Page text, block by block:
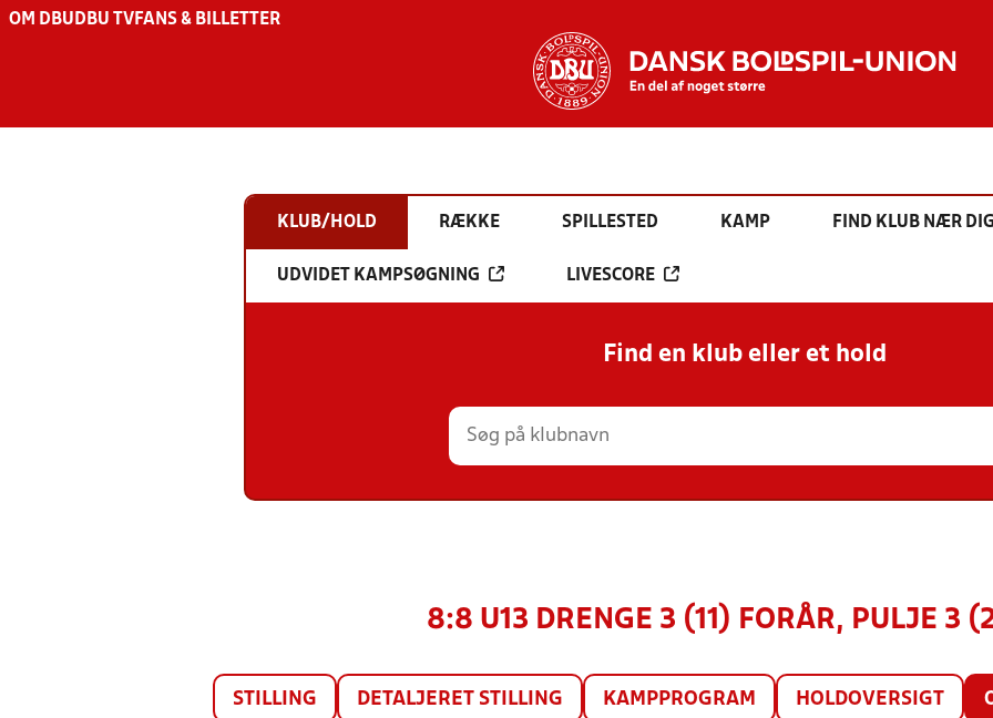
OM DBU DBU TV FANS & BILLETTER
KLUB/HOLD RÆKKE SPILLESTED KAMP FIND KLUB NÆR DIG
UDVIDET KAMPSØGNING LIVESCORE
Find en klub eller et hold
8:8 U13 DRENGE 3 (11) FORÅR, PULJE 3
STILLING DETALJERET STILLING KAMPPROGRAM HOLDOVERSIGT